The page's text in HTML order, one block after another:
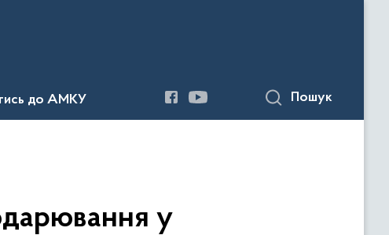
до АМКУ Пошук
у